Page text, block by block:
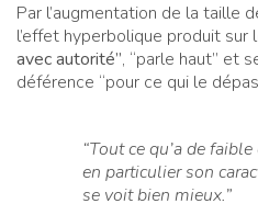
Par l’augmentation de la taille
l’effet hyperbolique produit sur
avec autorité”, “parle haut” et
déférence “pour ce qui le
“Tout ce qu’a de
en particulier son
se voit bien mieux.”